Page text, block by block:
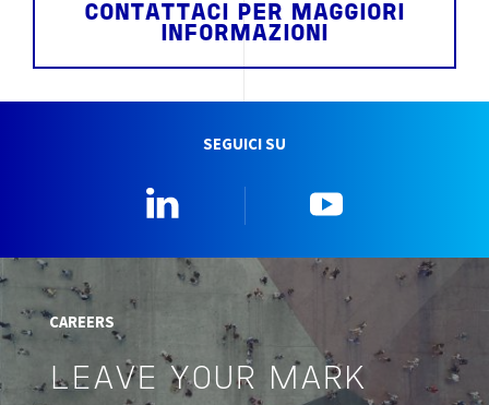
CONTATTACI PER MAGGIORI
INFORMAZIONI
SEGUICI SU
CAREERS
LEAVE YOUR MARK